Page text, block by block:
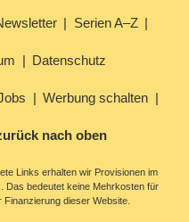
Serien A–Z
Datenschutz
Werbung schalten
nach oben
Links erhalten wir Provisionen im
Das bedeutet keine Mehrkosten für
dieser Website.